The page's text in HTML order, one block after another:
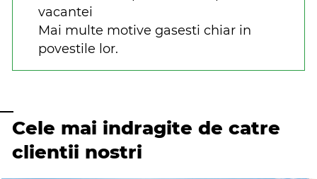
vacantei
Mai multe motive gasesti chiar in
povestile lor.
Cele mai indragite de catre
clientii nostri